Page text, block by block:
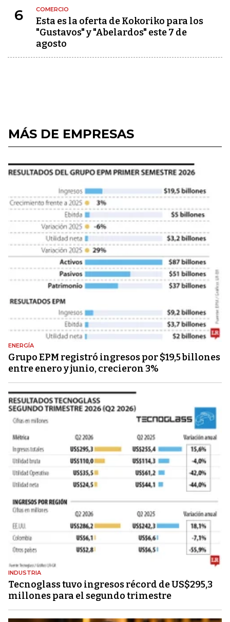
6 COMERCIO
Esta es la oferta de Kokoriko para los
"Gustavos" y "Abelardos" este 7 de
agosto
MÁS DE EMPRESAS
ENERGÍA
Grupo EPM registró ingresos por $19,5 billones
entre enero y junio, crecieron 3%
INDUSTRIA
Tecnoglass tuvo ingresos récord de US$295,3
millones para el segundo trimestre